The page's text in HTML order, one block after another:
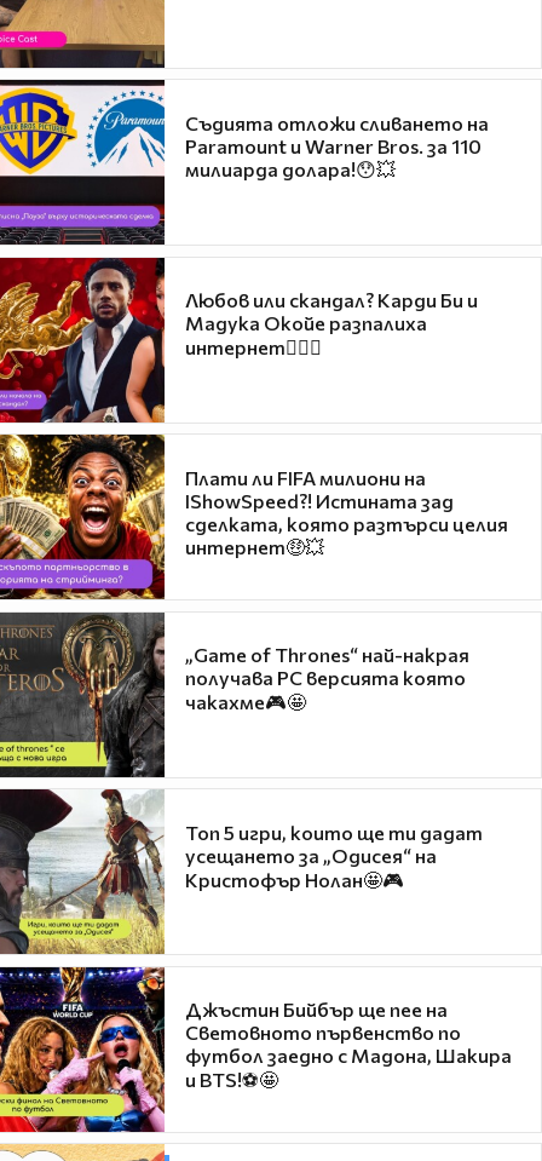
Съдията отложи сливането на
Paramount и Warner Bros. за 110
милиарда долара!😯💥
Любов или скандал? Карди Би и
Мадука Окойе разпалиха
интернет❤️‍🔥🔥
Плати ли FIFA милиони на
IShowSpeed?! Истината зад
сделката, която разтърси целия
интернет🤑💥
„Game of Thrones“ най-накрая
получава PC версията която
чакахме🎮🤩
Топ 5 игри, които ще ти дадат
усещането за „Одисея“ на
Кристофър Нолан🤩🎮
Джъстин Бийбър ще пее на
Световното първенство по
футбол заедно с Мадона, Шакира
и BTS!⚽🤩